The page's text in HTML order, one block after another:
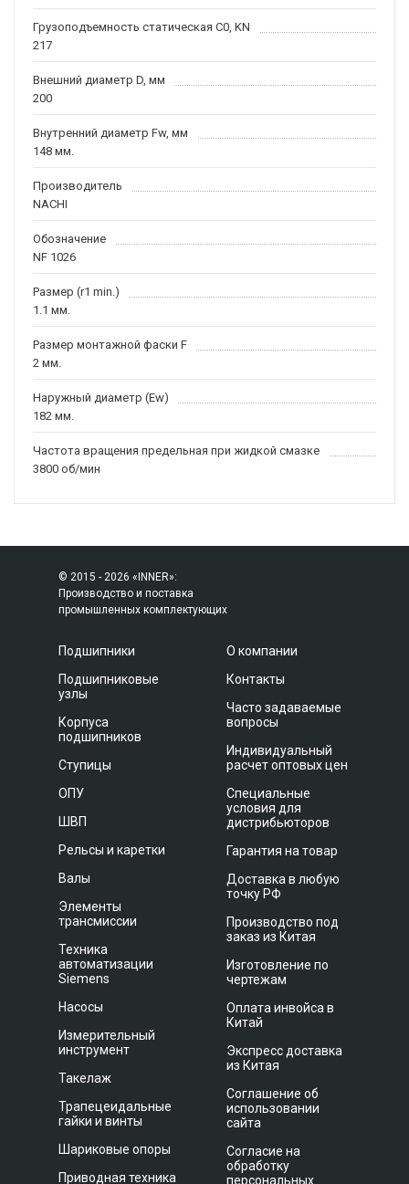
Грузоподъемность статическая C0, KN
217
Внешний диаметр D, мм
200
Внутренний диаметр Fw, мм
148 мм.
Производитель
NACHI
Обозначение
NF 1026
Размер (r1 min.)
1.1 мм.
Размер монтажной фаски F
2 мм.
Наружный диаметр (Ew)
182 мм.
Частота вращения предельная при жидкой смазке
3800 об/мин
© 2015 - 2026 «INNER»:
Производство и поставка
промышленных комплектующих
Подшипники
Подшипниковые
узлы
Корпуса
подшипников
Ступицы
ОПУ
ШВП
Рельсы и каретки
Валы
Элементы
трансмиссии
Техника
автоматизации
Siemens
Насосы
Измерительный
инструмент
Такелаж
Трапецеидальные
гайки и винты
Шариковые опоры
Приводная техника
О компании
Контакты
Часто задаваемые
вопросы
Индивидуальный
расчет оптовых цен
Специальные
условия для
дистрибьюторов
Гарантия на товар
Доставка в любую
точку РФ
Производство под
заказ из Китая
Изготовление по
чертежам
Оплата инвойса в
Китай
Экспресс доставка
из Китая
Соглашение об
использовании
сайта
Согласие на
обработку
персональных